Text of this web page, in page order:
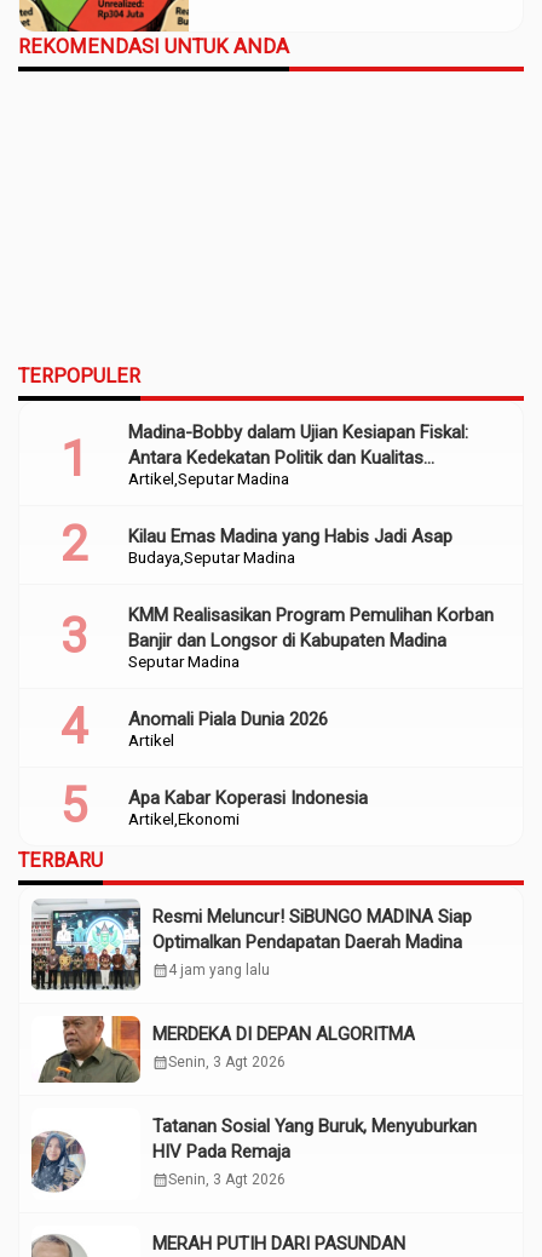
REKOMENDASI UNTUK ANDA
TERPOPULER
Artikel Seputar Madina
Madina-Bobby dalam Ujian Kesiapan Fiskal:
Antara Kedekatan Politik dan Kualitas
Perencanaan
BudayaSeputar Madina
Kilau Emas Madina yang Habis Jadi Asap
Seputar Madina
KMM Realisasikan Program Pemulihan Korban
Banjir dan Longsor di Kabupaten Madina
Artikel
Anomali Piala Dunia 2026
Artikel Ekonomi
Apa Kabar Koperasi Indonesia
TERBARU
Resmi Meluncur! SiBUNGO MADINA Siap
Optimalkan Pendapatan Daerah Madina
calendar_month4 jam yang lalu
MERDEKA DI DEPAN ALGORITMA
calendar_monthSenin, 3 Agt 2026
Tatanan Sosial Yang Buruk, Menyuburkan
HIV Pada Remaja
calendar_monthSenin, 3 Agt 2026
MERAH PUTIH DARI PASUNDAN